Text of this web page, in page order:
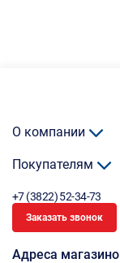
О компании
Покупателям
+7 (3822) 52-34-73
Заказать звонок
Адреса